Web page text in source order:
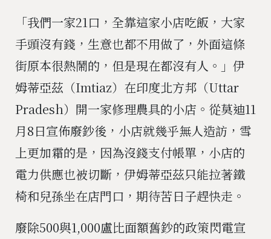
「我們一家21口，全靠這家小店吃飯，大家
手頭沒有錢，生意也都不用做了，外面這條
街原本很熱鬧的，但是現在都沒有人。」伊
姆蒂亞茲（Imtiaz）在印度北方邦（Uttar
Pradesh）開一家修理農具的小店。從莫迪11
月8日宣佈廢鈔後，小店就幾乎無人造訪，雪
上更加霜的是，因為沒錢支付帳單，小店的
電力供應也被切斷，伊姆蒂亞茲只能拉著鐵
椅和兒孫坐在店門口，期待苦日子趕快走。
廢除500與1,000盧比面額舊鈔的政策閃電宣